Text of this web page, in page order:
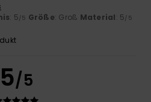
: 5/5 Größe: Groß Material: 5/5
5/5